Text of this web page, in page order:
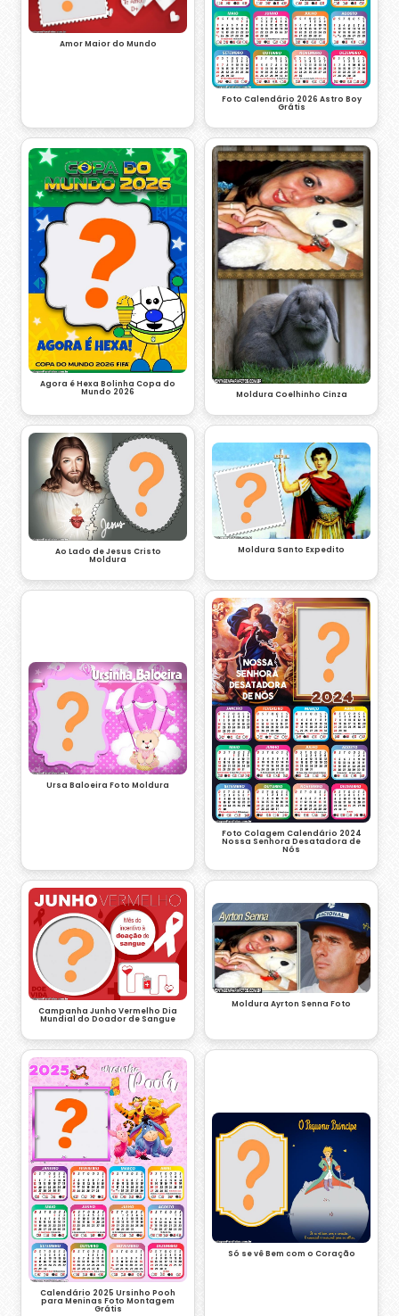
Amor Maior do Mundo
Foto Calendário 2026 Astro Boy
Grátis
Agora é Hexa Bolinha Copa do
Mundo 2026 Moldura Coelhinho Cinza
Ao Lado de Jesus Cristo
Moldura
Moldura Santo Expedito
Ursa Baloeira Foto Moldura
Foto Colagem Calendário 2024
Nossa Senhora Desatadora de
Nós
Campanha Junho Vermelho Dia
Mundial do Doador de Sangue
Moldura Ayrton Senna Foto
Calendário 2025 Ursinho Pooh
para Meninas Foto Montagem
Grátis
Só se vê Bem com o Coração